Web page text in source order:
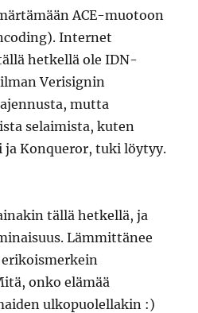
ACE-muotoon
Internet
hetkellä ole IDN-
Verisignin
mutta
selaimista, kuten
ja Konqueror, tuki löytyy.
tällä hetkellä, ja
Lämmittänee
onko elämää
ulkopuolellakin :)